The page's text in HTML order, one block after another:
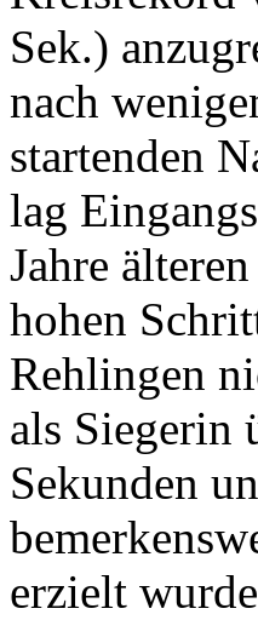
Sek.)
nach
startenden
lag
Jahre
hohen
Rehlingen
als Siegerin
Sekunden
erzielt